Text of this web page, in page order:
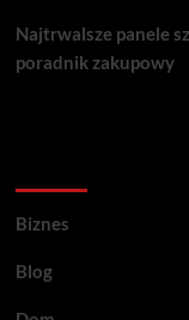
Najtrwalsze panele
poradnik zakupowy
Biznes
Blog